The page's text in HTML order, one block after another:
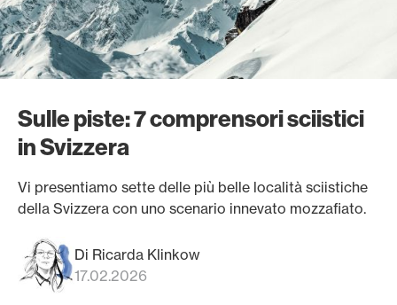
Sulle piste: 7 comprensori sciistici
in Svizzera
Vi presentiamo sette delle più belle località sciistiche
della Svizzera con uno scenario innevato mozzafiato.
Di Ricarda Klinkow
17.02.2026